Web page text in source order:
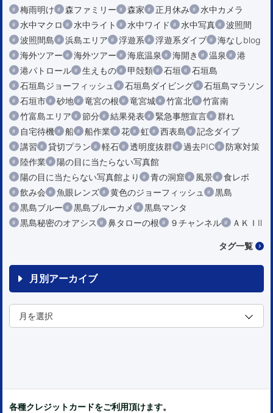
梅雨明け
森ファミリー 森家 正月休み
水中カメラ
水中マクロ
水中ライト 水中ワイド 水中写真
波照間
波照間島
浜島エリア 浮遊系 浮遊系ダイブ
海なしblog
海外ツアー
海外ツアー 海底温泉 海開き 温泉
港
港パトロール
生えもの 甲殻類 石垣
石垣島
石垣島ジョーフィッシュ
石垣島ダイビング
石垣島マラソン
石垣市
砂地 竜宮の根 竜宮城 竹富北
竹富南
竹富島エリア
節分 結果発表 緊急事態宣言
群れ
自宅待機
船 船作業 花 虹 西表島
記念ダイブ
講習
貸切プラン 軽石 透明度抜群 過去PIC
防寒対策
陸作業
陽の目に当たらない写真館
陽の目に当たらない写真館より
青の洞窟 風景
食レポ
飲み会
魚眼レンズ 黄色のジョーフィッシュ
黒島
黒島ブルー
黒島ブルーカメ
黒島マンタ
黒島秘密のオアシス
鼻タローの根 ９チャンネル ＡＫＩⅡ
タグ一覧
月別アーカイブ
各種クレジットカードをご利用頂けます。